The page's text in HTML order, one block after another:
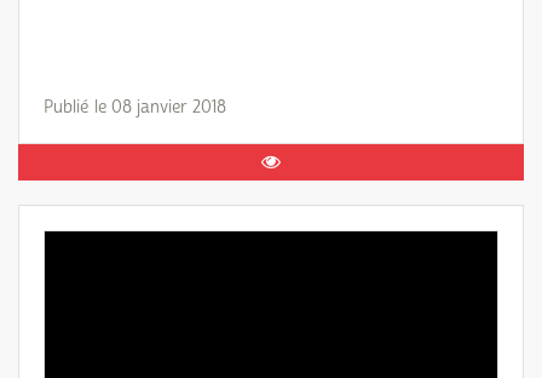
Publié le 08 janvier 2018